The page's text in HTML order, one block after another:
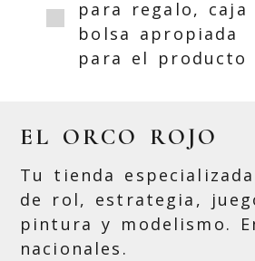
para regalo, caja
bolsa apropiada
para el producto
EL ORCO ROJO
Tu tienda
de rol, estrategia,
pintura y modelismo.
nacionales.